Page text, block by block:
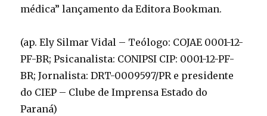
médica” lançamento da Editora Bookman.
(ap. Ely Silmar Vidal – Teólogo: COJAE 0001-12-
PF-BR; Psicanalista: CONIPSI CIP: 0001-12-PF-
BR; Jornalista: DRT-0009597/PR e presidente
do CIEP – Clube de Imprensa Estado do
Paraná)